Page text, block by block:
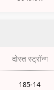
दोस्त स्ट्रॉन्ग
185-14